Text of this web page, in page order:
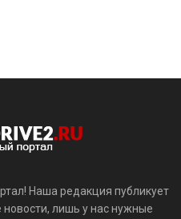
Наша редакция публикует
лишь у нас нужные